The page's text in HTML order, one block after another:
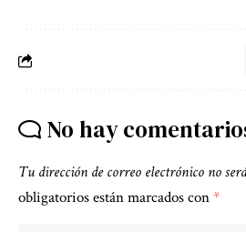
No hay
Tu dirección de correo electrónico no
obligatorios están marcados con*